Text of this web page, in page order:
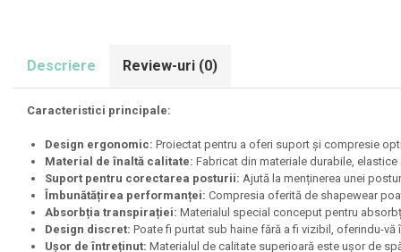
Osavi
Power System
Pro Supps
Pro Tan
Puritan`s Pride
Raw Nutrition
Descriere Review-uri (0)
Caracteristici principale:
Design ergonomic: Proiectat pentru a oferi suport și compresie
Material de înaltă calitate: Fabricat din materiale durabile,
Suport pentru corectarea posturii: Ajută la menținerea unei
Îmbunătățirea performanței: Compresia oferită de shapewear
Absorbția transpirației: Materialul special conceput pentru
Design discret: Poate fi purtat sub haine fără a fi vizibil, oferindu-vă
Ușor de întreținut: Materialul de calitate superioară este ușor de